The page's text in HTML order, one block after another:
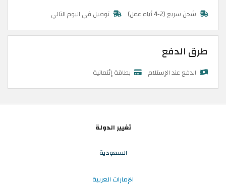
شحن سريع (2-4 أيام عمل) توصيل في اليوم التالي
طرق الدفع
الدفع عند الإستلام بطاقة إئتمانية
تغيير الدولة
السعودية
الإمارات العربية